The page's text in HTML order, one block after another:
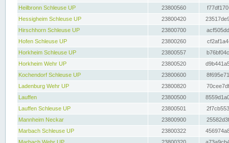
Heilbronn Schleuse UP
23800560
Hessigheim Schleuse UP
23800420
Hirschhorn Schleuse UP
23800700
Hofen Schleuse UP
23800260
Horkheim Schleuse UP
23800557
Horkheim Wehr UP
23800520
Kochendorf Schleuse UP
23800600
Ladenburg Wehr UP
23800820
Lauffen
23800500
Lauffen Schleuse UP
23800501
Mannheim Neckar
23800900
Marbach Schleuse UP
23800322